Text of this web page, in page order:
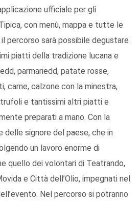
ufficiale per gli
con menù, mappa e tutte le
percorso sarà possibile degustare
piatti della tradizione lucana e
parmariedd, patate rosse,
carne, calzone con la minestra,
e tantissimi altri piatti e
preparati a mano. Con la
delle signore del paese, che in
un lavoro enorme di
quello dei volontari di Teatrando,
e Città dell’Olio, impegnati nel
Nel percorso si potranno